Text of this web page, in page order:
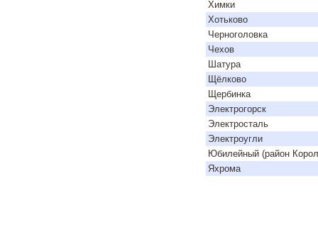
Химки
Хотьково
Черноголовка
Чехов
Шатура
Щёлково
Щербинка
Электрогорск
Электросталь
Электроугли
Юбилейный (район
Яхрома